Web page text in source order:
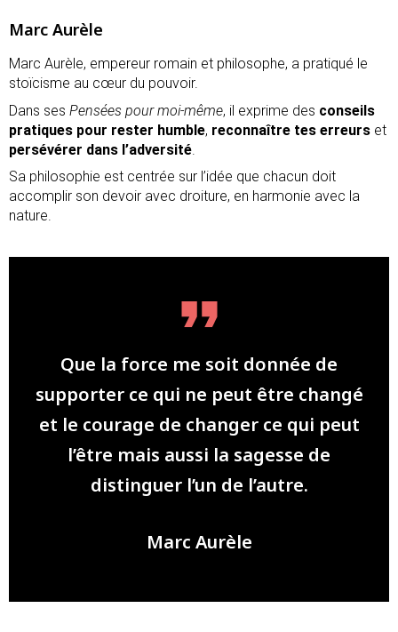
Marc Aurèle
Marc Aurèle, empereur romain et philosophe, a pratiqué le
stoïcisme au cœur du pouvoir.
Dans ses Pensées pour moi-même, il exprime des conseils
pratiques pour rester humble, reconnaître tes erreurs et
persévérer dans l’adversité.
Sa philosophie est centrée sur l’idée que chacun doit
accomplir son devoir avec droiture, en harmonie avec la
nature.
Que la force me soit donnée de
supporter ce qui ne peut être changé
et le courage de changer ce qui peut
l’être mais aussi la sagesse de
distinguer l’un de l’autre.
Marc Aurèle